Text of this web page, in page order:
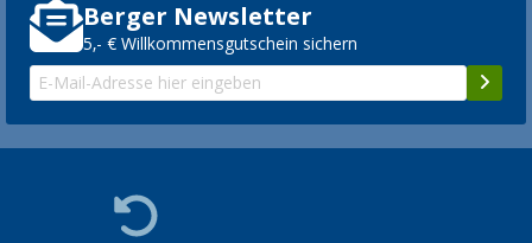
Berger Newsletter
5,- € Willkommensgutschein sichern